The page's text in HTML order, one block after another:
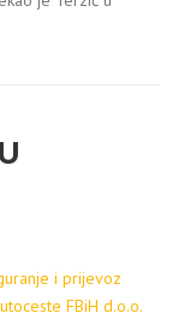
i prijevoz
FBiH d.o.o.